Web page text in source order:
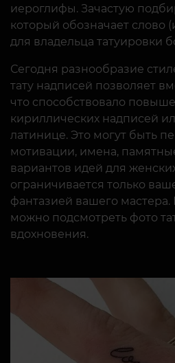
иероглифы. Зачастую
который обозначает
для владельца татуировки
Сегодня разнообразие
тату надписей позволяет
что способствовало
кириллических надписей
латинице. Это могут быть
мотивации, имена,
вариантов идей для
ограничивается только
фантазией вашего мастера.
можно подсмотреть фото
вдохновения.